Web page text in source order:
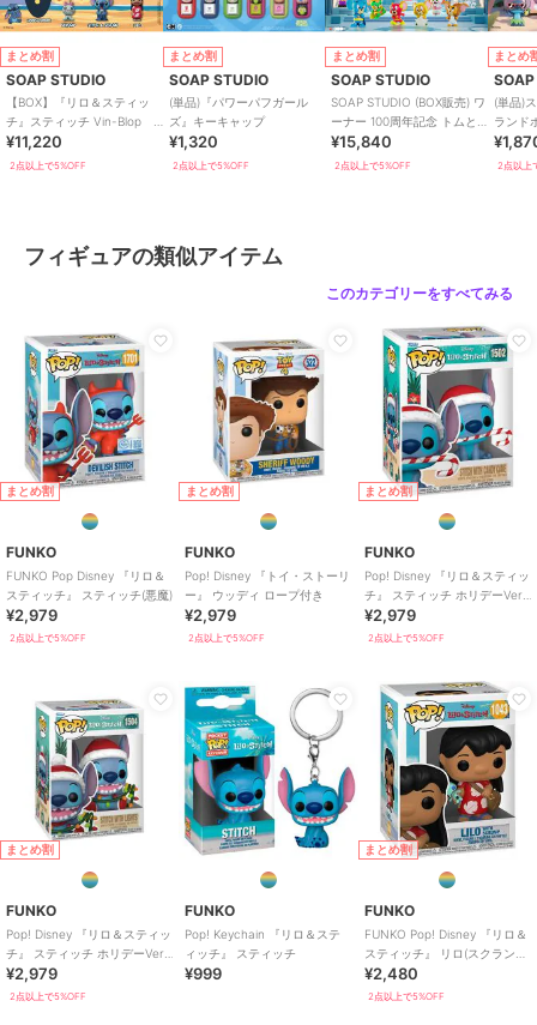
まとめ割
SOAP STUDIO
【BOX】『リロ＆スティッ
チ』スティッチ Vin-Blop
BOX6個入り
¥11,220
2点以上で5%OFF
まとめ割
SOAP STUDIO
(単品)『パワーパフガール
ズ』キーキャップ
¥1,320
2点以上で5%OFF
まとめ割
SOAP STUDIO
SOAP STUDIO (BOX販売) ワ
ーナー 100周年記念 トムとジ
ェリー コスプレフィギュア
¥15,840
2点以上で5%OFF
まとめ
(単品)
ランド
2点以上
フィギュアの類似アイテム
このカテゴリーをすべてみる
まとめ割
FUNKO
FUNKO Pop Disney 『リロ＆
スティッチ』 スティッチ(悪魔)
¥2,979
2点以上で5%OFF
まとめ割
FUNKO
Pop! Disney 『トイ・ストーリ
ー』 ウッディ ロープ付き
¥2,979
2点以上で5%OFF
まとめ割
FUNKO
Pop! Disney 『リロ＆スティッ
チ』 スティッチ ホリデーVer.
キャンディケーン付き
¥2,979
2点以上で5%OFF
まとめ割
FUNKO
Pop! Disney 『リロ＆スティッ
チ』 スティッチ ホリデーVer.
ライト付き
¥2,979
2点以上で5%OFF
FUNKO
Pop! Keychain 『リロ＆ステ
ィッチ』 スティッチ
¥999
まとめ割
FUNKO
FUNKO Pop! Disney 『リロ＆
スティッチ』 リロ(スクランプ
付き)
¥2,480
2点以上で5%OFF